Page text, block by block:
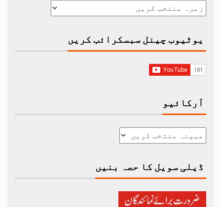
یوٹیوب چینل سبسکرائب کریں
آرکائیو
ڈیلی سویل کا حصہ بنیں